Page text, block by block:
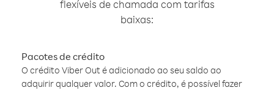
flexíveis de chamada com tarifas
baixas:
Pacotes de crédito
O crédito Viber Out é adicionado ao seu saldo ao
adquirir qualquer valor. Com o crédito, é possível fazer